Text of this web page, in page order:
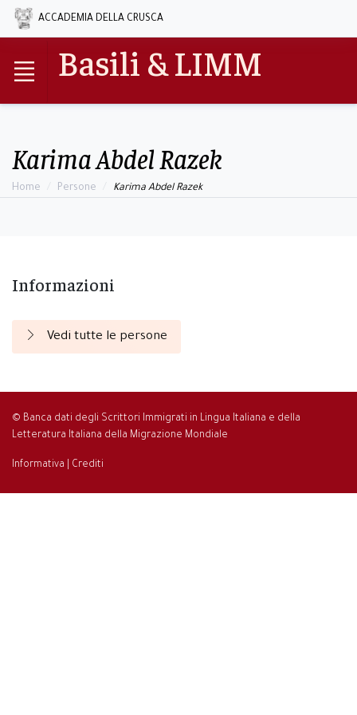
ACCADEMIA DELLA CRUSCA
Basili & LIMM
Karima Abdel Razek
Home Persone Karima Abdel Razek
Informazioni
Vedi tutte le persone
© Banca dati degli Scrittori Immigrati in Lingua Italiana e della
Letteratura Italiana della Migrazione Mondiale
Informativa Crediti